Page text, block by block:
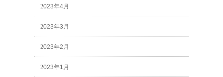
2023年4月
2023年3月
2023年2月
2023年1月